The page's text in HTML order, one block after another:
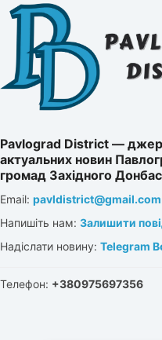
Pavlograd District —
актуальних новин
громад Західного
Email: pavldistrict@gmail.com
Напишіть нам: Залишити
Надіслати новину: Telegram
Телефон: +380975697356